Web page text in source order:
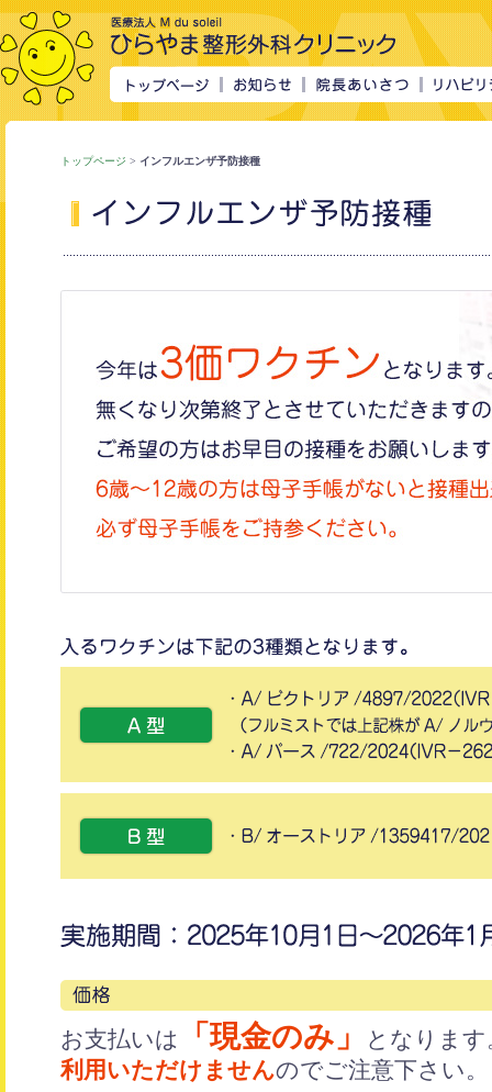
トップページ > インフルエンザ予防接種
お支払いは 「現金のみ」
となります
利用いただけませんのでご注意下さい。